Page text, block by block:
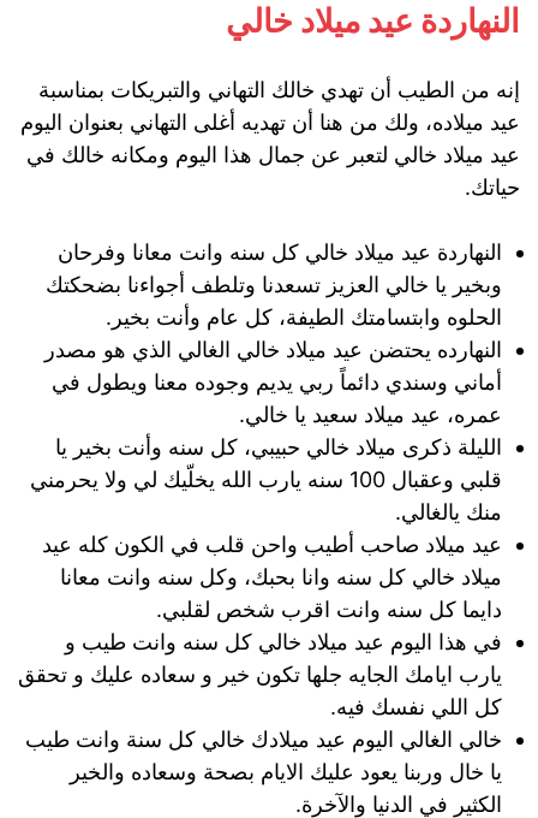
النهاردة عيد ميلاد خالي
إنه من الطيب أن تهدي خالك التهاني والتبريكات بمناسبة
عيد ميلاده، ولك من هنا أن تهديه أغلى التهاني بعنوان اليوم
عيد ميلاد خالي لتعبر عن جمال هذا اليوم ومكانه خالك في
حياتك.
النهاردة عيد ميلاد خالي كل سنه وانت معانا وفرحان
وبخير يا خالي العزيز تسعدنا وتلطف أجواءنا بضحكتك
الحلوه وابتسامتك الطيفة، كل عام وأنت بخير.
النهارده يحتضن عيد ميلاد خالي الغالي الذي هو مصدر
أماني وسندي دائماً ربي يديم وجوده معنا ويطول في
عمره، عيد ميلاد سعيد يا خالي.
الليلة ذكرى ميلاد خالي حبيبي، كل سنه وأنت بخير يا
قلبي وعقبال 100 سنه يارب الله يخلّيك لي ولا يحرمني
منك يالغالي.
عيد ميلاد صاحب أطيب واحن قلب في الكون كله عيد
ميلاد خالي كل سنه وانا بحبك، وكل سنه وانت معانا
دايما كل سنه وانت اقرب شخص لقلبي.
في هذا اليوم عيد ميلاد خالي كل سنه وانت طيب و
يارب ايامك الجايه جلها تكون خير و سعاده عليك و تحقق
كل اللي نفسك فيه.
خالي الغالي اليوم عيد ميلادك خالي كل سنة وانت طيب
يا خال وربنا يعود عليك الايام بصحة وسعاده والخير
الكثير في الدنيا والآخرة.